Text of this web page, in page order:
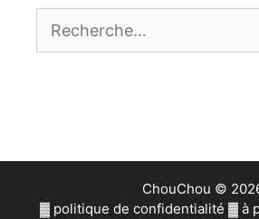
ChouChou ©
▓ politique de confidentialité ▓ à